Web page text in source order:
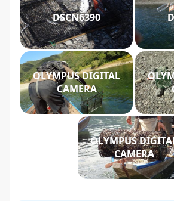
DSCN6390
OLYMPUS DIGITAL
CAMERA
OLYMPUS
CAMERA